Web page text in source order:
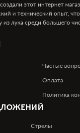
этот интернет
и технический опыт,
из лука среди большего
Частые
Оплата
Политика
Стрелы